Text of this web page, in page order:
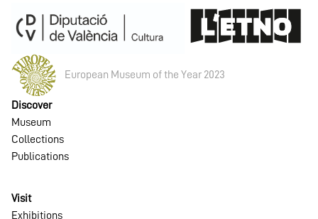
European Museum of the Year 2023
Discover
Museum
Collections
Publications
Visit
Exhibitions